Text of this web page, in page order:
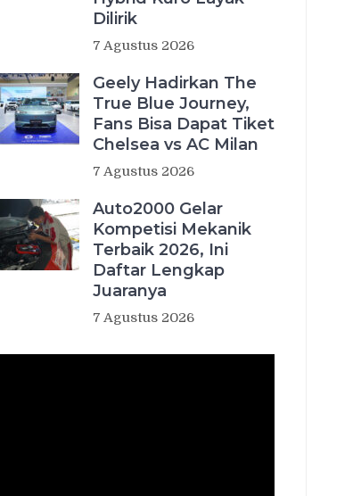
Dilirik
7 Agustus 2026
Geely Hadirkan The
True Blue Journey,
Fans Bisa Dapat Tiket
Chelsea vs AC Milan
7 Agustus 2026
Auto2000 Gelar
Kompetisi Mekanik
Terbaik 2026, Ini
Daftar Lengkap
Juaranya
7 Agustus 2026